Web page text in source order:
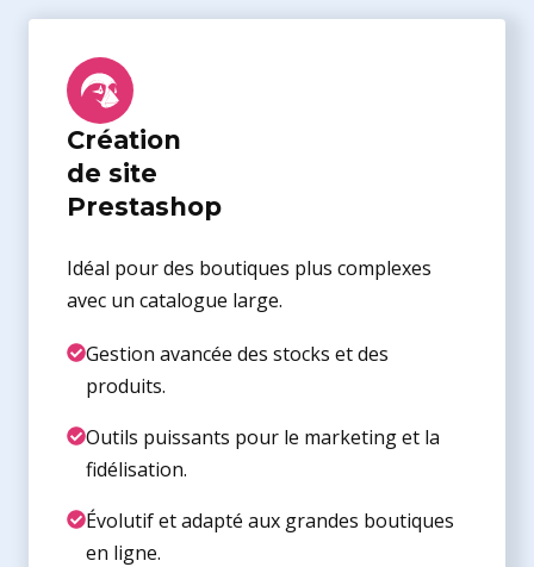
Création
de site
Prestashop
Idéal pour des boutiques plus complexes
avec un catalogue large.
Gestion avancée des stocks et des
produits.
Outils puissants pour le marketing et la
fidélisation.
Évolutif et adapté aux grandes boutiques
en ligne.